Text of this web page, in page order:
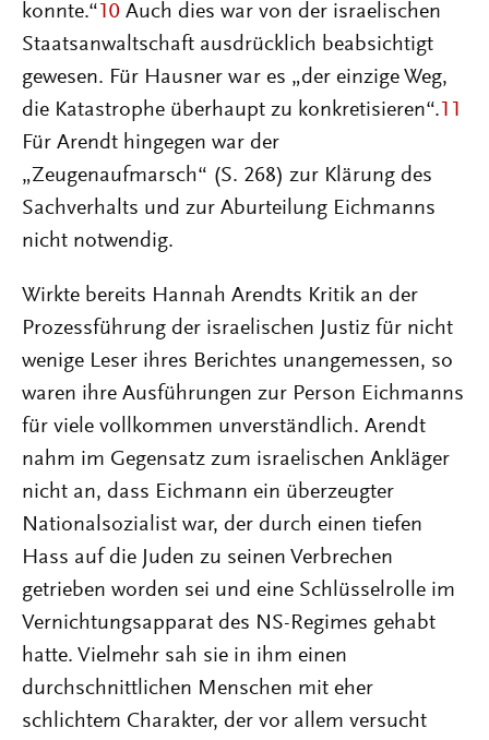
konnte.“ 10 Auch dies war von der israelischen
Staatsanwaltschaft ausdrücklich beabsichtigt
gewesen. Für Hausner war es „der einzige Weg,
die Katastrophe überhaupt zu konkretisieren“. 11
Für Arendt hingegen war der
„Zeugenaufmarsch“ (S. 268) zur Klärung des
Sachverhalts und zur Aburteilung Eichmanns
nicht notwendig.
Wirkte bereits Hannah Arendts Kritik an der
Prozessführung der israelischen Justiz für nicht
wenige Leser ihres Berichtes unangemessen, so
waren ihre Ausführungen zur Person Eichmanns
für viele vollkommen unverständlich. Arendt
nahm im Gegensatz zum israelischen Ankläger
nicht an, dass Eichmann ein überzeugter
Nationalsozialist war, der durch einen tiefen
Hass auf die Juden zu seinen Verbrechen
getrieben worden sei und eine Schlüsselrolle im
Vernichtungsapparat des NS-Regimes gehabt
hatte. Vielmehr sah sie in ihm einen
durchschnittlichen Menschen mit eher
schlichtem Charakter, der vor allem versucht